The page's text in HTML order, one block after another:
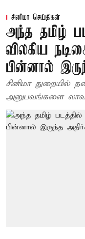
சினிமா செய்திகள்
அந்த தமிழ்
விலகிய
பின்னால்
சினிமா துறையில்
அனுபவங்களை